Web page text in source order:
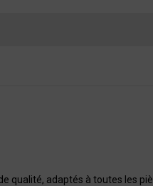
qualité, adaptés à toutes les